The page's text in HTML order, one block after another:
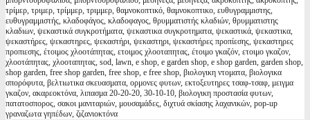
τρίμερ, τριμερ, τρίμμερ, τριμμερ, θαμνοκοπτικό, θαμνοκοπτικο, ευθυγραμμιστης,
ευθυγραμμιστής, κλαδοφάγος, κλαδοφαγος, θρυμματιστής κλαδιών, θρυμματιστης
κλαδιων, ψεκαστικά συγκροτήματα, ψεκαστικα συγκροτηματα, ψεκαστικά, ψεκαστικα,
ψεκαστήρες, ψεκαστηρες, ψεκαστήρι, ψεκαστηρι, ψεκαστήρες προπίεσης, ψεκαστηρες
προπιεσης, έτοιμος χλοοτάπητας, ετοιμος χλοοταπητας, έτοιμο γκαζόν, ετοιμο γκαζον,
χλοοτάπητας, χλοοταπητας, sod, lawn, e shop, e garden shop, e shop garden, garden shop,
shop garden, free shop garden, free shop, e free shop, βιολογικη ντοματα, βιολογικα
σπορόφυτα, βελτιωτικα σκευασματα, ορμονες φυτων, εκτοξευτηρες τσαφ-τσαφ, μειγμα
γκαζον, ακαρεοκτόνα, λιπασμα 20-20-20, 30-10-10, βιολογικη προστασία φυτων,
πατατοσπορος, σακοι μανιταριών, μουσαμάδες, διχτυά σκίασης λαχανικών, pop-up
γραναζωτα γηπέδων, ζιζανιοκτόνα